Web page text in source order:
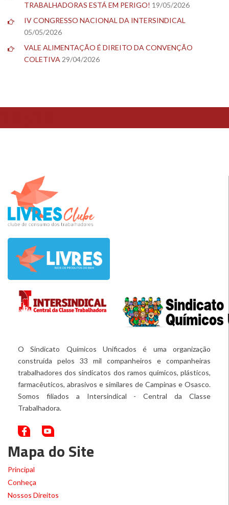
TRABALHADORAS ESTÁ EM PERIGO! 19/05/2026
IV CONGRESSO NACIONAL DA INTERSINDICAL
05/05/2026
VALE ALIMENTAÇÃO É DIREITO DA CONVENÇÃO
COLETIVA 29/04/2026
TESTE
O Sindicato Químicos Unificados é uma organização
construída pelos 33 mil companheiros e companheiras
trabalhadores dos sindicatos dos ramos químicos, plásticos,
farmacêuticos, abrasivos e similares de Campinas e Osasco.
Somos filiados a Intersindical - Central da Classe
Trabalhadora.
Mapa do Site
Principal
Conheça
Nossos Direitos